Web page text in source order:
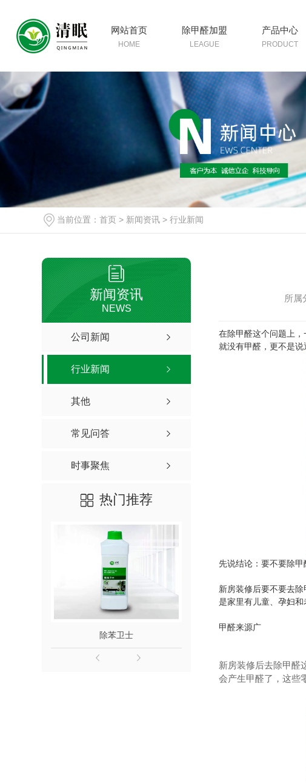
网站首页
HOME
除甲醛加盟
LEAGUE
产品中心
PRODUCT
当前位置： 首页 > 新闻资讯 > 行业新闻
新闻资讯
NEWS
公司新闻
行业新闻
其他
常见问答
时事聚焦
热门推荐
除苯卫士
所
在除甲醛这个问题上
就没有甲醛，更不是说
先说结论：要不要除
新房装修后要不要去
是家里有儿童、孕妇和
甲醛来源广
新房装修后去除甲醛
会产生甲醛了，这些